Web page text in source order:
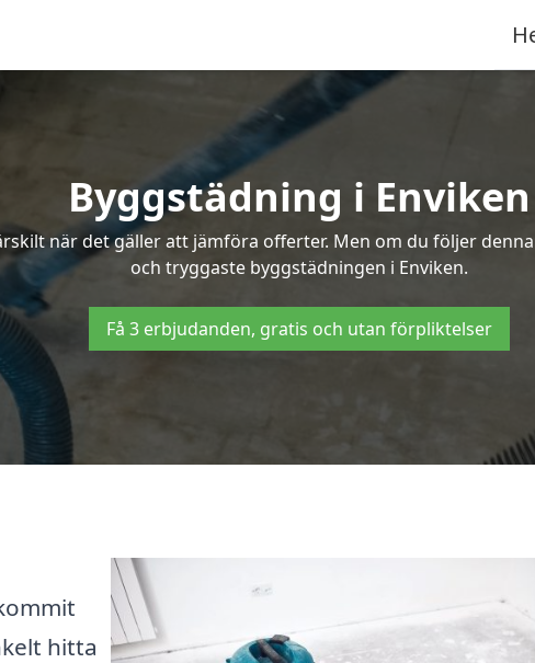
Byggstädning i Enviken
när det gäller att jämföra offerter. Men om du följer
och tryggaste byggstädningen i Enviken.
Få 3 erbjudanden, gratis och utan förpliktelser
hitta